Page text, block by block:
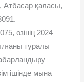
Атбасар қаласы,
өзінің 2024
туралы
ішінде мына